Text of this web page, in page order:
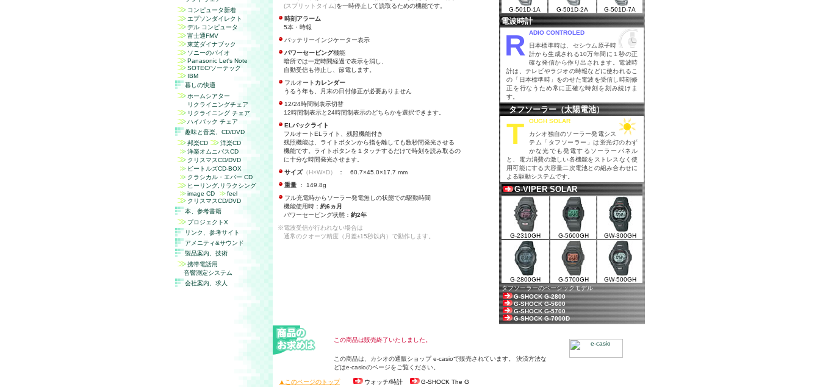
コンピュータ新着
エプソンダイレクト
デル コンピュータ
富士通FMV
東芝ダイナブック
ソニーのバイオ
Panasonic Let's Note
SOTEC/ソーテック
IBM
暮しの快適
ホームシアター
リクライニングチェア
リクライニング チェア
ハイバック チェア
趣味と音楽、 CD/DVD
邦楽CD
洋楽CD
洋楽オムニバスCD
クリスマスCD/DVD
ビートルズCD-BOX
クラシカル・エバー CD
ヒーリング,リラクシング
image CD
feel
クリスマスCD/DVD
本、参考書籍
プロジェクトX
リンク、参考サイト
アメニティ&サウンド
製品案内、技術
携帯電話用
音響測定システム
会社案内、求人
(スプリットタイム)を一時停止して読取るための機能です。
時刻アラーム
5本・時報
バッテリーインジケーター表示
パワーセービング機能
暗所では一定時間経過で表示を消し、
自動受信も停止し、節電します。
フルオート カレンダー
うるう年も、月末の日付修正が必要ありません
12/24時間制表示切替
12時間制表示と24時間制表示のどちらかを選択できます。
ELバックライト
フルオートELライト、残照機能付き
残照機能は、ライトボタンから指を離しても数秒間発光させる
機能です。ライトボタンを１タッチするだけで時刻を読み取るの
に十分な時間発光させます。
サイズ（H×W×D）
： 60.7×45.0×17.7 mm
重量 ： 149.8g
フル充電時からソーラー発電無しの状態での駆動時間
機能使用時： 約6ヵ月
パワーセービング状態： 約2年
※電波受信が行われない場合は
通常のクオーツ精度（月差±15秒以内）で動作します。
G-501D-1A G-501D-2A G-501D-7A
電波時計
R
ADIO CONTROLED
日本標準時は、セシウム原子時
計から生成される10万年間に１秒の正
確な発信から作り出されます。電波時
計は、テレビやラジオの時報などに使われるこ
の「日本標準時」をのせた電波を受信し時刻修
正を行なうため常に正確な時刻を刻み続けま
す。
タフソーラー（太陽電池）
T
OUGH SOLAR
カシオ独自のソーラー発電シス
テム「タフソーラー」は蛍光灯のわず
かな光でも発電するソーラーパネル
と、電力消費の激しい各機能をストレスなく使
用可能にする大容量二次電池との組み合わせに
よる駆動システムです。
G-VIPER SOLAR
G-2310GH G-5600GH GW-300GH
G-2800GH G-5700GH
GW-500GH
タフソーラーのベーシックモデル
G-SHOCK G-2800
G-SHOCK G-5600
G-SHOCK G-5700
G-SHOCK G-7000D
この商品は販売終了いたしました。
この商品は、カシオの通販ショップ e-casioで販売されています。 決済方法な
どはe-casioのページをご覧ください。
▲このページのトップ ウォッチ/時計 G-SHOCK The G